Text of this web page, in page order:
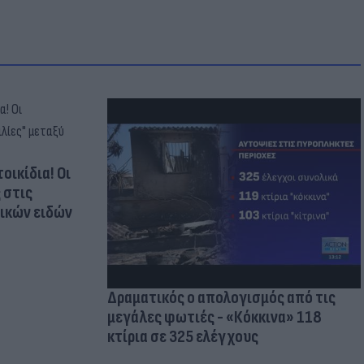
Οι
ειδών
Δραματικός ο απολογισμός από τις
μεγάλες φωτιές - «Κόκκινα» 118
κτίρια σε 325 ελέγχους